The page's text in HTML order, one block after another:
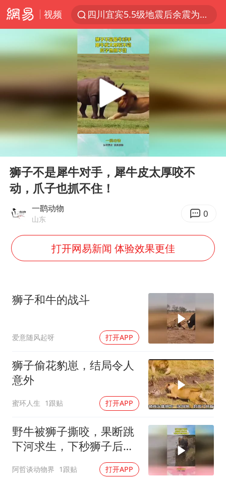
视频
四川宜宾5.5级地震后余震为何不断
武契奇会见泽连斯基有何意图
2026年7月份居民消费价格同比上涨0.5%
“伊斯兰版北约”出现
上海中心城区暴雨预警由橙变红
外国游客的“中国游三件套”火了
以军士兵把枪口对准中国记者
方桃子代言广告视频已下架
一周大涨超7% 金价为何突然上涨
Play
狮子不是犀牛对手，犀牛皮太厚咬不
动，爪子也抓不住！
一鹞动物
山东 0
打开网易新闻 体验效果更佳
狮子和牛的战斗
爱意随风起呀 打开APP
狮子偷花豹崽，结局令人
意外
蜜环人生 1跟贴 打开APP
野牛被狮子撕咬，果断跳
下河求生，下秒狮子后悔
阿哲谈动物界 1跟贴 打开APP